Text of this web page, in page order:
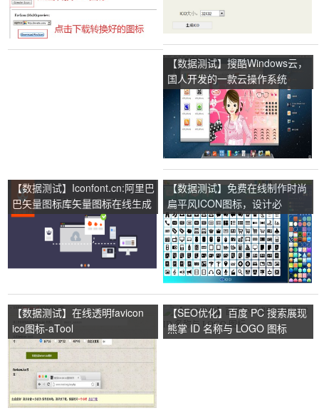
【数据测试】搜酷Windows云，
国人开发的一款云操作系统
【数据测试】Iconfont.cn:阿里巴
巴矢量图标库矢量图标在线生成
应用
【数据测试】免费在线制作时尚
扁平风ICON图标，设计必
备:FreeIconMaker
【数据测试】在线透明favicon
ico图标-aTool
【SEO优化】百度 PC 搜索展现
熊掌 ID 名称与 LOGO 图标